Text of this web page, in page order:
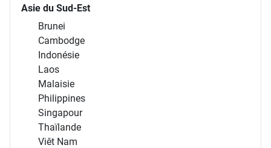
Asie du Sud-Est
Brunei
Cambodge
Indonésie
Laos
Malaisie
Philippines
Singapour
Thaïlande
Viêt Nam